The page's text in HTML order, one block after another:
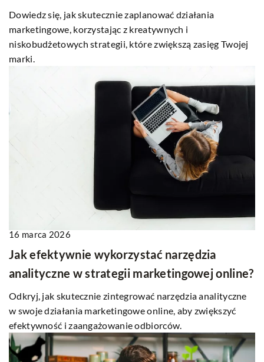
Dowiedz się, jak skutecznie zaplanować działania
marketingowe, korzystając z kreatywnych i
niskobudżetowych strategii, które zwiększą zasięg Twojej
marki.
16 marca 2026
Jak efektywnie wykorzystać narzędzia
analityczne w strategii marketingowej online?
Odkryj, jak skutecznie zintegrować narzędzia analityczne
w swoje działania marketingowe online, aby zwiększyć
efektywność i zaangażowanie odbiorców.